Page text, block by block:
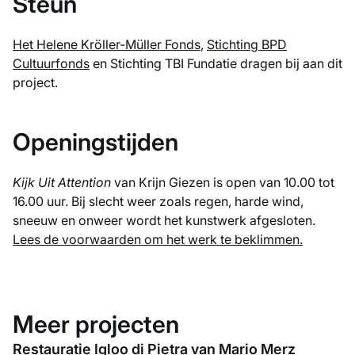
Het Helene Kröller-Müller Fonds, Stichting BPD
Cultuurfonds en Stichting TBI Fundatie dragen bij aan dit
project.
Openingstijden
Kijk Uit Attention van Krijn Giezen is open van 10.00 tot
16.00 uur. Bij slecht weer zoals regen, harde wind,
sneeuw en onweer wordt het kunstwerk afgesloten.
Lees de voorwaarden om het werk te beklimmen.
Meer projecten
Restauratie Igloo di Pietra van Mario Merz